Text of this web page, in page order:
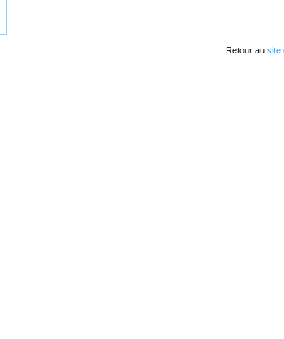
Retour au site